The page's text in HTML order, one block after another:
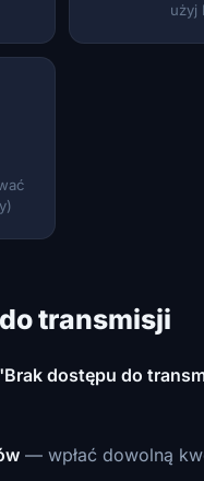
użyj
transmisji
dostępu do
— wpłać dowolną